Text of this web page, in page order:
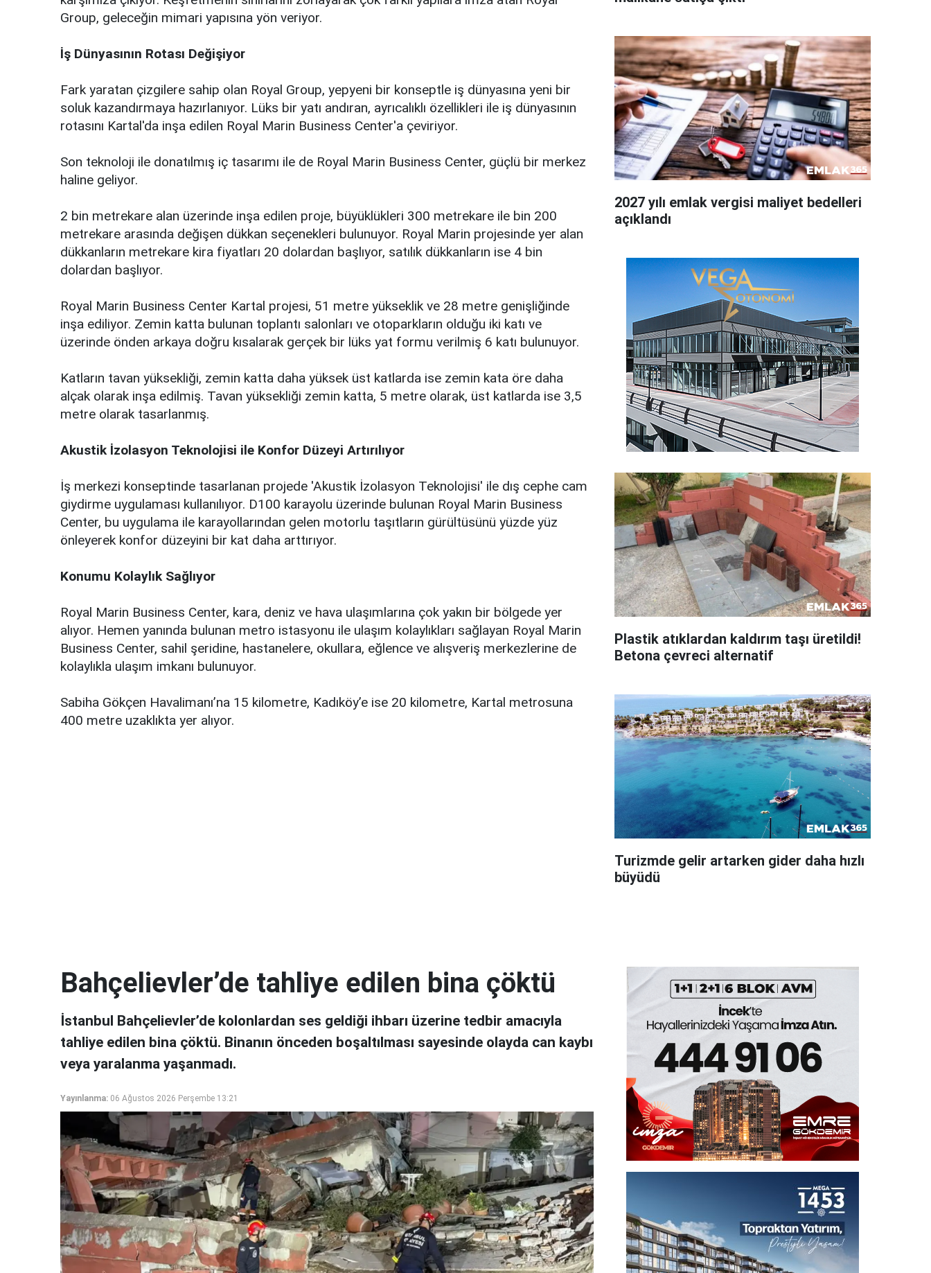
Group, geleceğin mimari yapısına yön veriyor.
İş Dünyasının Rotası Değişiyor
Fark yaratan çizgilere sahip olan Royal Group, yepyeni bir konseptle iş dünyasına yeni bir
soluk kazandırmaya hazırlanıyor. Lüks bir yatı andıran, ayrıcalıklı özellikleri ile iş dünyasının
rotasını Kartal'da inşa edilen Royal Marin Business Center'a çeviriyor.
Son teknoloji ile donatılmış iç tasarımı ile de Royal Marin Business Center, güçlü bir merkez
haline geliyor.
2 bin metrekare alan üzerinde inşa edilen proje, büyüklükleri 300 metrekare ile bin 200
metrekare arasında değişen dükkan seçenekleri bulunuyor. Royal Marin projesinde yer alan
dükkanların metrekare kira fiyatları 20 dolardan başlıyor, satılık dükkanların ise 4 bin
dolardan başlıyor.
Royal Marin Business Center Kartal projesi, 51 metre yükseklik ve 28 metre genişliğinde
inşa ediliyor. Zemin katta bulunan toplantı salonları ve otoparkların olduğu iki katı ve
üzerinde önden arkaya doğru kısalarak gerçek bir lüks yat formu verilmiş 6 katı bulunuyor.
Katların tavan yüksekliği, zemin katta daha yüksek üst katlarda ise zemin kata öre daha
alçak olarak inşa edilmiş. Tavan yüksekliği zemin katta, 5 metre olarak, üst katlarda ise 3,5
metre olarak tasarlanmış.
Akustik İzolasyon Teknolojisi ile Konfor Düzeyi Artırılıyor
İş merkezi konseptinde tasarlanan projede 'Akustik İzolasyon Teknolojisi' ile dış cephe cam
giydirme uygulaması kullanılıyor. D100 karayolu üzerinde bulunan Royal Marin Business
Center, bu uygulama ile karayollarından gelen motorlu taşıtların gürültüsünü yüzde yüz
önleyerek konfor düzeyini bir kat daha arttırıyor.
Konumu Kolaylık Sağlıyor
Royal Marin Business Center, kara, deniz ve hava ulaşımlarına çok yakın bir bölgede yer
alıyor. Hemen yanında bulunan metro istasyonu ile ulaşım kolaylıkları sağlayan Royal Marin
Business Center, sahil şeridine, hastanelere, okullara, eğlence ve alışveriş merkezlerine de
kolaylıkla ulaşım imkanı bulunuyor.
Sabiha Gökçen Havalimanı’na 15 kilometre, Kadıköy’e ise 20 kilometre, Kartal metrosuna
400 metre uzaklıkta yer alıyor.
2027 yılı emlak vergisi maliyet bedelleri
açıklandı
Plastik atıklardan kaldırım taşı üretildi!
Betona çevreci alternatif
Turizmde gelir artarken gider daha hızlı
büyüdü
Bahçelievler’de tahliye edilen bina çöktü
İstanbul Bahçelievler’de kolonlardan ses geldiği ihbarı üzerine tedbir amacıyla
tahliye edilen bina çöktü. Binanın önceden boşaltılması sayesinde olayda can kaybı
veya yaralanma yaşanmadı.
Yayınlanma: 06 Ağustos 2026 Perşembe 13:21